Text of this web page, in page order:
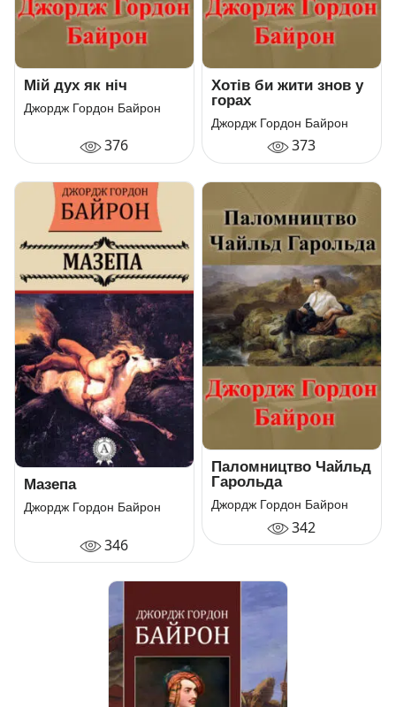
Мій дух як ніч
Джордж Гордон Байрон
376
Хотів би жити знов у
горах
Джордж Гордон Байрон
373
Мазепа
Джордж Гордон Байрон
346
Паломництво Чайльд
Гарольда
Джордж Гордон Байрон
342